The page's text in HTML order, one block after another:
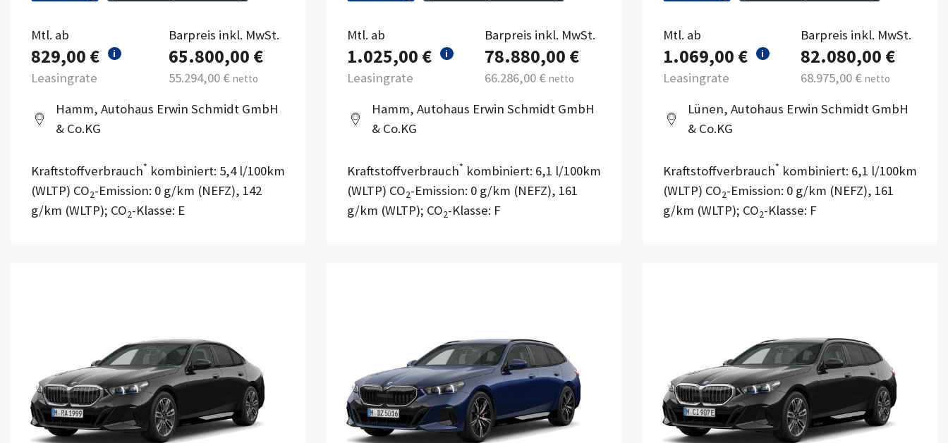
Mtl. ab
829,00 € i
Leasingrate
Barpreis inkl. MwSt.
65.800,00 €
55.294,00 € netto
Hamm, Autohaus Erwin Schmidt GmbH
& Co.KG
Kraftstoffverbrauch* kombiniert: 5,4 l/100km
(WLTP) CO2-Emission: 0 g/km (NEFZ), 142
g/km (WLTP); CO2-Klasse: E
Mtl. ab
1.025,00 € i
Leasingrate
Barpreis inkl. MwSt.
78.880,00 €
66.286,00 € netto
Hamm, Autohaus Erwin Schmidt GmbH
& Co.KG
Kraftstoffverbrauch* kombiniert: 6,1 l/100km
(WLTP) CO2-Emission: 0 g/km (NEFZ), 161
g/km (WLTP); CO2-Klasse: F
Mtl. ab
1.069,00 € i
Leasingrate
Barpreis inkl. MwSt.
82.080,00 €
68.975,00 € netto
Lünen, Autohaus Erwin Schmidt GmbH
& Co.KG
Kraftstoffverbrauch* kombiniert: 6,1 l/100km
(WLTP) CO2-Emission: 0 g/km (NEFZ), 161
g/km (WLTP); CO2-Klasse: F